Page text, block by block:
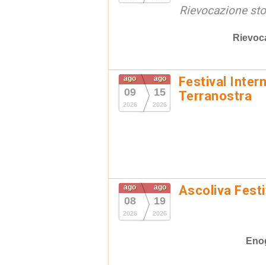
Rievocazione
ago
09
2026
ago
15
2026
Festival
Terranostra
ago
08
2026
ago
19
2026
Ascoliva